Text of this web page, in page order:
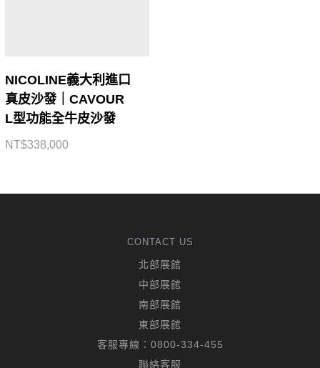
NICOLINE義大利進口
真皮沙發｜CAVOUR
L型功能全牛皮沙發
NT$338,000
CONTACT US
北部展館
中部展館
南部展館
東部展館
客服專線： 0800-334-455
聯絡客服